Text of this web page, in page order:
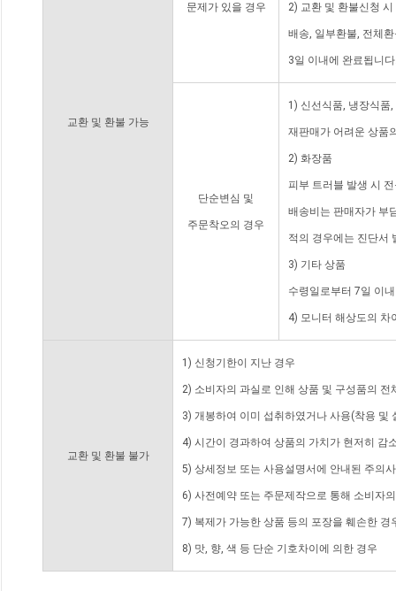
교환 및 환불 가능
문제가 있을 경우 2) 교환 및 환불신청
배송, 일부환불, 전체
3일 이내에 완료됩니
단순변심 및
주문착오의 경우
1) 신선식품, 냉장식품
재판매가 어려운 상품
2) 화장품
피부 트러블 발생 시
배송비는 판매자가 부
적의 경우에는 진단서
3) 기타 상품
수령일로부터 7일 이
4) 모니터 해상도의 차
교환 및 환불 불가
1) 신청기한이 지난 경우
2) 소비자의 과실로 인해 상품 및 구성품의
3) 개봉하여 이미 섭취하였거나 사용(착용 및
4) 시간이 경과하여 상품의 가치가 현저히 감
5) 상세정보 또는 사용설명서에 안내된 주의
6) 사전예약 또는 주문제작으로 통해 소비자
7) 복제가 가능한 상품 등의 포장을 훼손한 경
8) 맛, 향, 색 등 단순 기호차이에 의한 경우